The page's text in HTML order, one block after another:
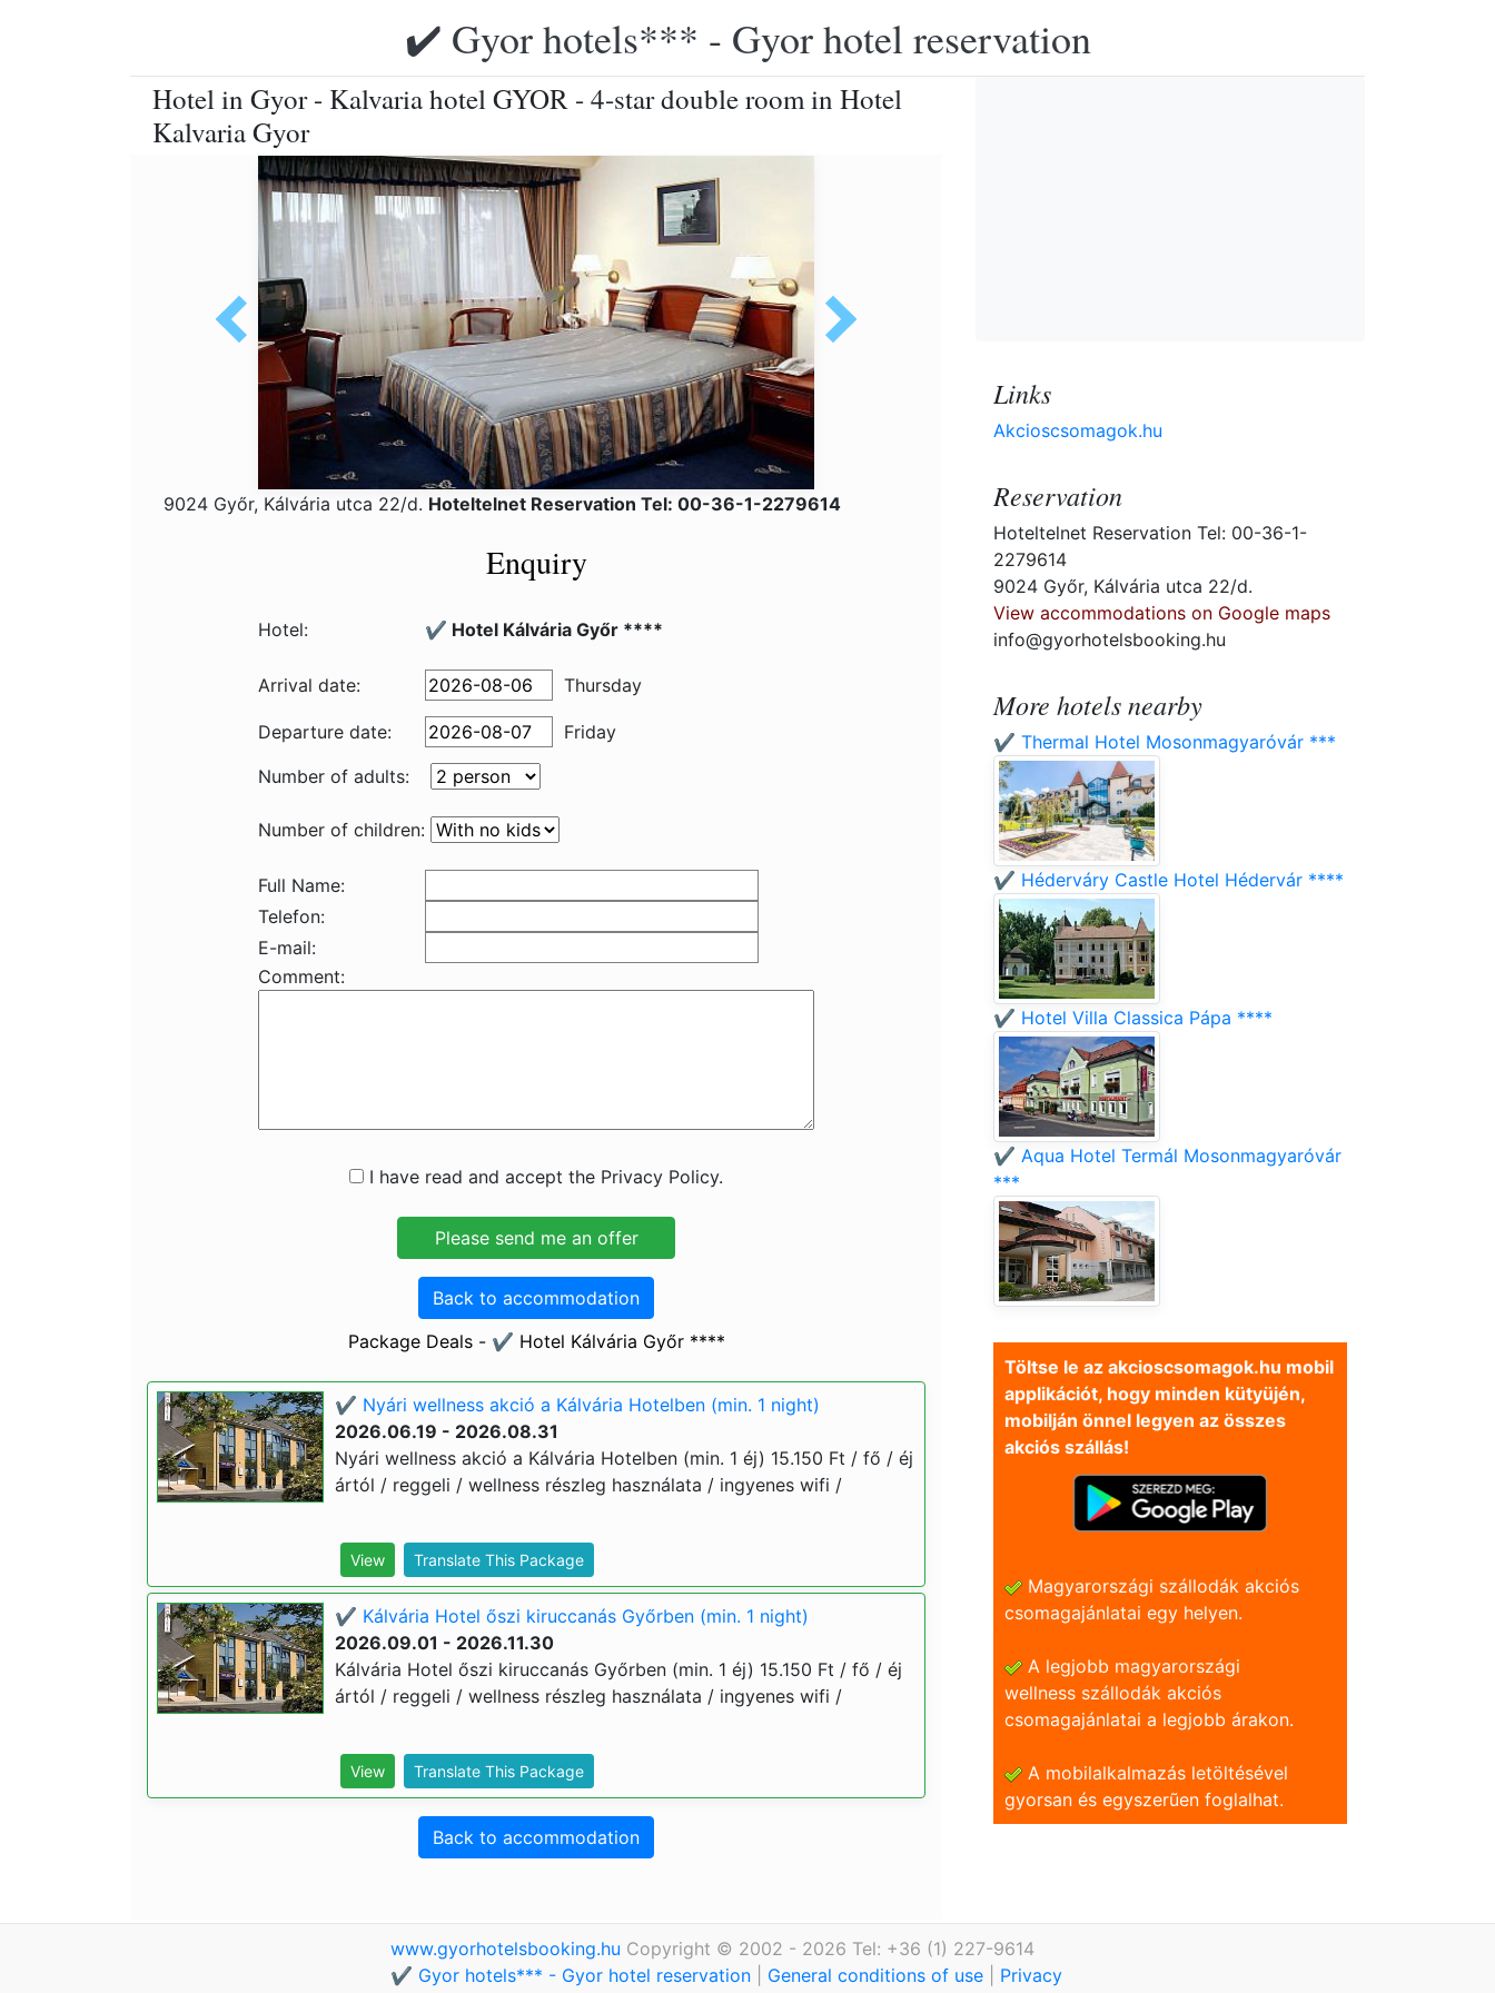
✔️ Gyor hotels*** - Gyor hotel reservation
Hotel in Gyor - Kalvaria hotel GYOR - 4-star double room in Hotel
Kalvaria Gyor
9024 Győr, Kálvária utca 22/d. Hoteltelnet Reservation Tel: 00-36-1-2279614
Enquiry
Hotel: ✔️ Hotel Kálvária Győr ****
Arrival date: Thursday
Departure date:
Friday
Number of adults:
Number of children:
Full Name:
Telefon:
E-mail:
Comment:
I have read and accept the Privacy Policy.
Back to accommodation
Package Deals - ✔️ Hotel Kálvária Győr ****
✔️ Nyári wellness akció a Kálvária Hotelben (min. 1 night)
2026.06.19 - 2026.08.31
Nyári wellness akció a Kálvária Hotelben (min. 1 éj) 15.150 Ft / fő / éj
ártól / reggeli / wellness részleg használata / ingyenes wifi /
View Translate This Package
✔️ Kálvária Hotel őszi kiruccanás Győrben (min. 1 night)
2026.09.01 - 2026.11.30
Kálvária Hotel őszi kiruccanás Győrben (min. 1 éj) 15.150 Ft / fő / éj
ártól / reggeli / wellness részleg használata / ingyenes wifi /
View Translate This Package
Back to accommodation
Links
Akcioscsomagok.hu
Reservation
Hoteltelnet Reservation Tel: 00-36-1-
2279614
9024 Győr, Kálvária utca 22/d.
View accommodations on Google maps
info@gyorhotelsbooking.hu
More hotels nearby
✔️ Thermal Hotel Mosonmagyaróvár ***
✔️ Héderváry Castle Hotel Hédervár ****
✔️ Hotel Villa Classica Pápa ****
✔️ Aqua Hotel Termál Mosonmagyaróvár
***
Töltse le az akcioscsomagok.hu mobil
applikációt, hogy minden kütyüjén,
mobilján önnel legyen az összes
akciós szállás!
Magyarországi szállodák akciós
csomagajánlatai egy helyen.
A legjobb magyarországi
wellness szállodák akciós
csomagajánlatai a legjobb árakon.
A mobilalkalmazás letöltésével
gyorsan és egyszerũen foglalhat.
www.gyorhotelsbooking.hu Copyright © 2002 - 2026 Tel: +36 (1) 227-9614
✔️ Gyor hotels*** - Gyor hotel reservation
General conditions of use
Privacy